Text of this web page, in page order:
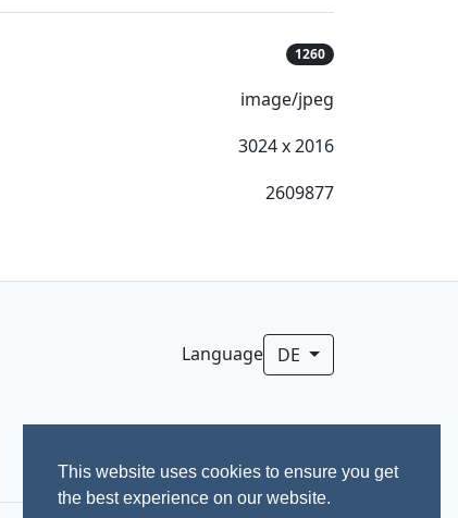
This website uses cookies to ensure you get
the best experience on our website.
1260
image/jpeg
3024 x 2016
2609877
Language DE